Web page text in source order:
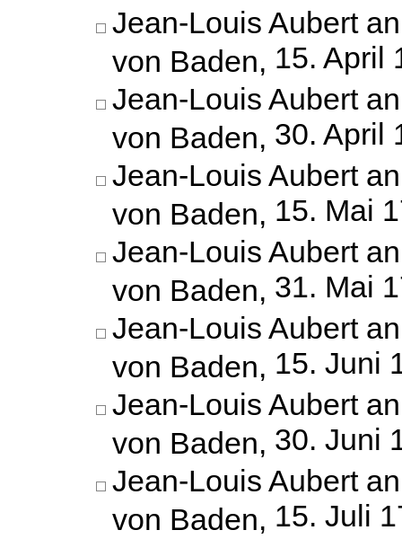
Jean-Louis Aubert
von Baden, 15. April
Jean-Louis Aubert
von Baden, 30. April
Jean-Louis Aubert
von Baden, 15. Mai
Jean-Louis Aubert
von Baden, 31. Mai
Jean-Louis Aubert
von Baden, 15. Juni
Jean-Louis Aubert
von Baden, 30. Juni
Jean-Louis Aubert
von Baden, 15. Juli